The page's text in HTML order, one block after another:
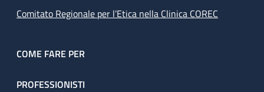
Comitato Regionale per l’Etica nella Clinica COREC
COME FARE PER
PROFESSIONISTI